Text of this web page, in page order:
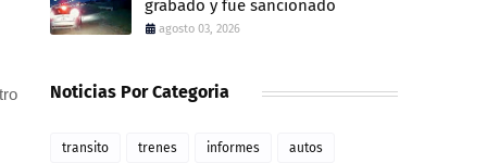
grabado y fue sancionado
agosto 03, 2026
Noticias Por Categoria
transito trenes informes autos